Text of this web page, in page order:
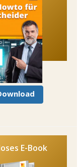
E-Book